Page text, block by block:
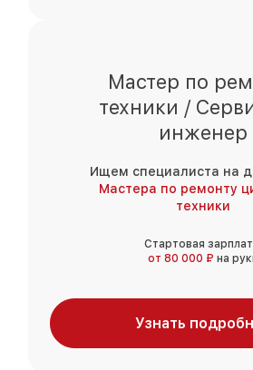
Мастер по
техники /
инженер
Ищем специалиста на
Мастера по ремонту
техники
Стартовая
от 80 000 ₽ на
Узнать